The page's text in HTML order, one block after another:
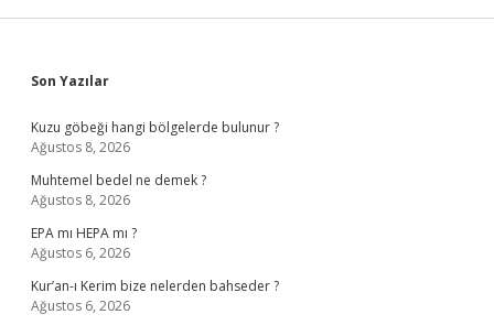
Sidebar
Son Yazılar
Kuzu göbeği hangi bölgelerde bulunur ?
Ağustos 8, 2026
Muhtemel bedel ne demek ?
Ağustos 8, 2026
EPA mı HEPA mı ?
Ağustos 6, 2026
Kur’an-ı Kerim bize nelerden bahseder ?
Ağustos 6, 2026